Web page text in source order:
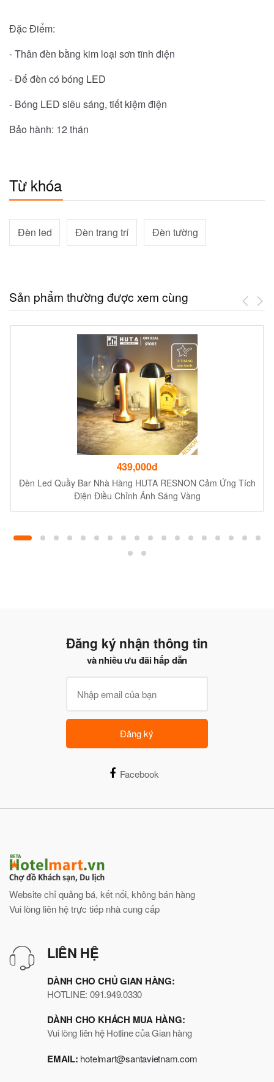
Đặc Điểm:
- Thân đèn bằng kim loại sơn tĩnh điện
- Đế đèn có bóng LED
- Bóng LED siêu sáng, tiết kiệm điện
Bảo hành: 12 thán
Từ khóa
Đèn led Đèn trang trí Đèn tường
Sản phẩm thường được xem cùng
439,000đ
Đèn Led Quầy Bar Nhà Hàng HUTA RESNON Cảm Ứng Tích
Điện Điều Chỉnh Ánh Sáng Vàng
Đăng ký nhận thông tin
và nhiều ưu đãi hấp dẫn
Đăng ký
Facebook
Website chỉ quảng bá, kết nối, không bán hàng
Vui lòng liên hệ trực tiếp nhà cung cấp
LIÊN HỆ
DÀNH CHO CHỦ GIAN HÀNG:
HOTLINE: 091.949.0330
DÀNH CHO KHÁCH MUA HÀNG:
Vui lòng liên hệ Hotline của Gian hàng
EMAIL: hotelmart@santavietnam.com